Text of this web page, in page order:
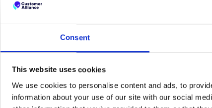
Consent
This website uses cookies
We use cookies to personalise content and ads, to
information about your use of our site with our social
scesa di quasi un miliardo di dollari perchè un
notiziari di tutto il mondo: un membro del suo
Certo, si tratta di un esempio estremo. Ma persino
potenziale di danneggiare non solo la tua